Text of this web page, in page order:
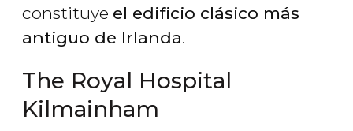
constituye el edificio clásico más
antiguo de Irlanda.
The Royal Hospital
Kilmainham